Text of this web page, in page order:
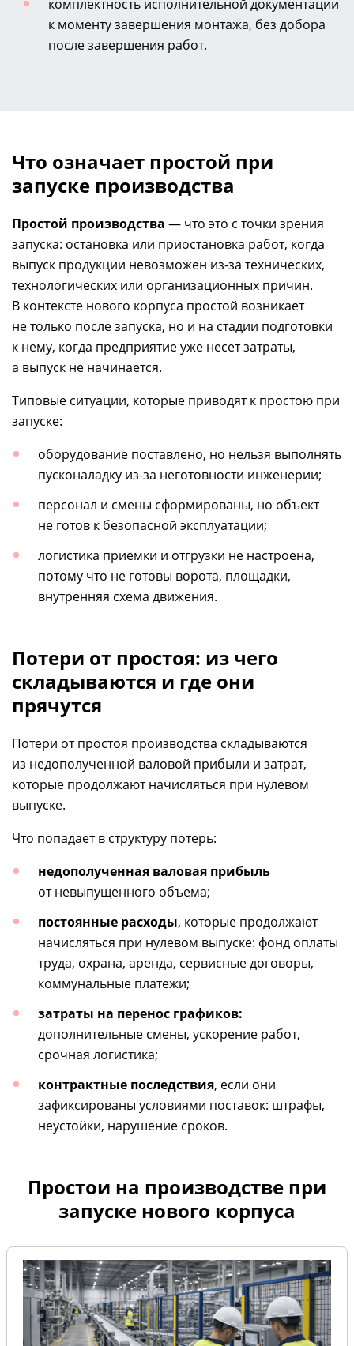
комплектность исполнительной документации
к моменту завершения монтажа, без добора
после завершения работ.
Что означает простой при
запуске производства
Простой производства — что это с точки зрения
запуска: остановка или приостановка работ, когда
выпуск продукции невозможен из-за технических,
технологических или организационных причин.
В контексте нового корпуса простой возникает
не только после запуска, но и на стадии подготовки
к нему, когда предприятие уже несет затраты,
а выпуск не начинается.
Типовые ситуации, которые приводят к простою при
запуске:
оборудование поставлено, но нельзя выполнять
пусконаладку из-за неготовности инженерии;
персонал и смены сформированы, но объект
не готов к безопасной эксплуатации;
логистика приемки и отгрузки не настроена,
потому что не готовы ворота, площадки,
внутренняя схема движения.
Потери от простоя: из чего
складываются и где они
прячутся
Потери от простоя производства складываются
из недополученной валовой прибыли и затрат,
которые продолжают начисляться при нулевом
выпуске.
Что попадает в структуру потерь:
недополученная валовая прибыль
от невыпущенного объема;
постоянные расходы, которые продолжают
начисляться при нулевом выпуске: фонд оплаты
труда, охрана, аренда, сервисные договоры,
коммунальные платежи;
затраты на перенос графиков:
дополнительные смены, ускорение работ,
срочная логистика;
контрактные последствия, если они
зафиксированы условиями поставок: штрафы,
неустойки, нарушение сроков.
Простои на производстве при
запуске нового корпуса